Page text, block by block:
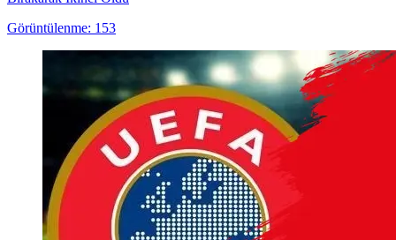
Görüntülenme: 153